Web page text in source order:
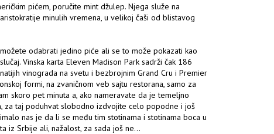
pićem, poručite mint džulep. Njega služe na
minulih vremena, u velikoj čaši od blistavog
odabrati jedino piće ali se to može pokazati kao
Vinska karta Eleven Madison Park sadrži čak 186
vinograda na svetu i bezbrojnim Grand Cru i Premier
formi, na zvaničnom veb sajtu restorana, samo za
skoro pet minuta a, ako nameravate da je temeljno
za taj poduhvat slobodno izdvojite celo popodne i još
nas je da li se među tim stotinama i stotinama boca u
iz Srbije ali, nažalost, za sada još ne...